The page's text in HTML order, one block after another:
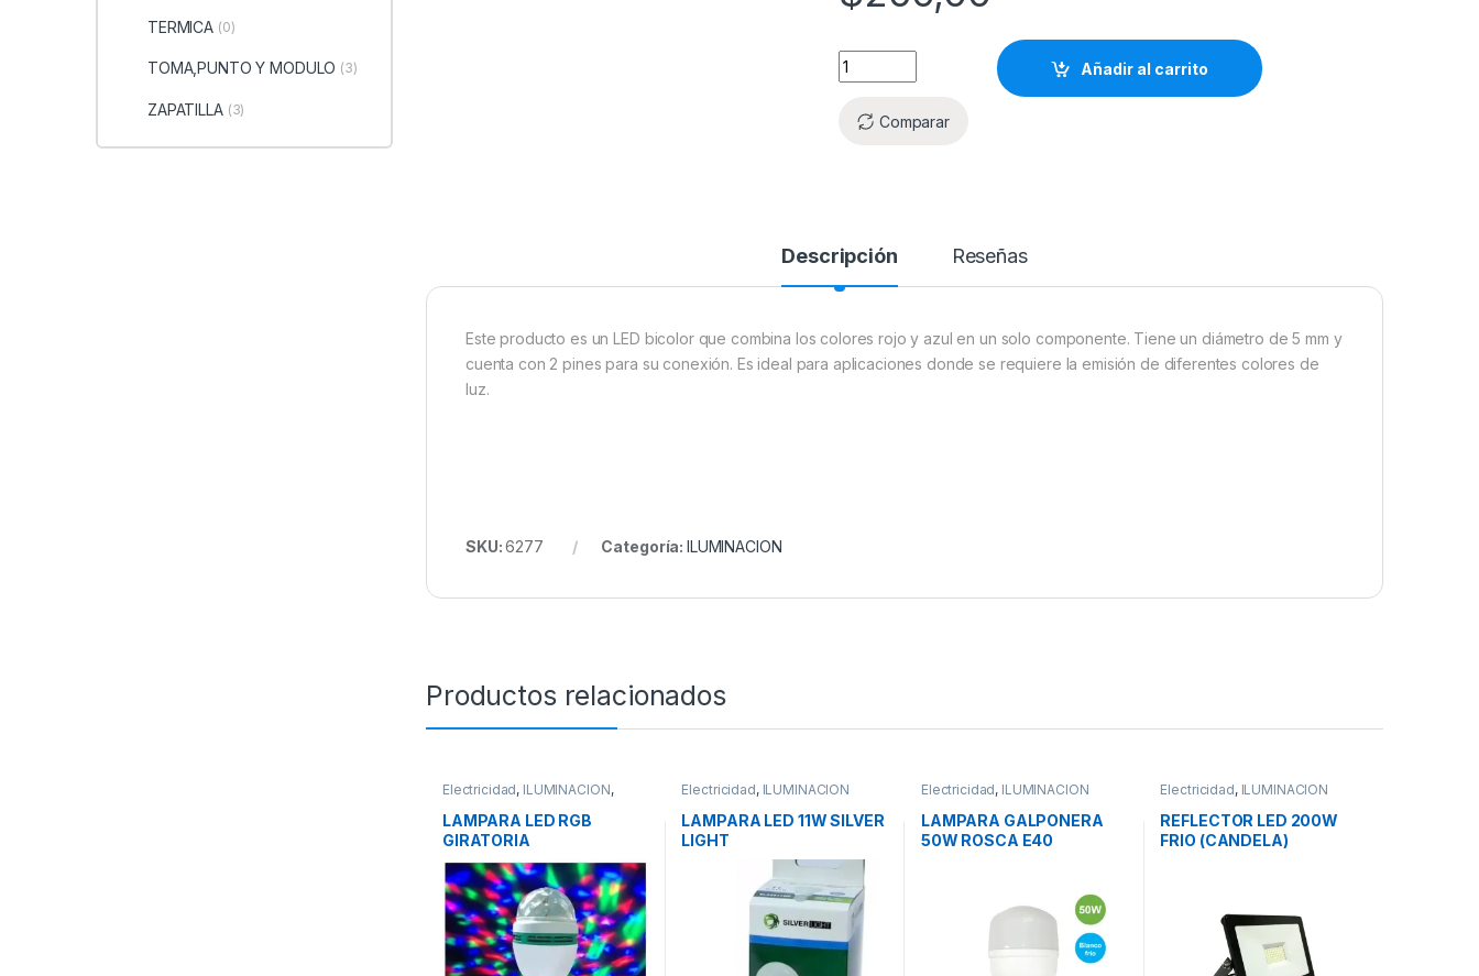
Añadir al carrito
Comparar
Descripción Reseñas
Este producto es un LED bicolor que combina los colores rojo y azul en un solo componente. Tiene un diámetro de 5 mm y
cuenta con 2 pines para su conexión. Es ideal para aplicaciones donde se requiere la emisión de diferentes colores de
luz.
SKU:6277 Categoría: ILUMINACION
Productos relacionados
Electricidad, ILUMINACIÓN,
LAMPARA LED RGB
GIRATORIA
Electricidad, ILUMINACION
LAMPARA LED 11W SILVER
LIGHT
Electricidad, ILUMINACION
LAMPARA GALPONERA
50W ROSCA E40
Electricidad, ILUMINACION
REFLECTOR LED 200W
FRIO (CANDELA)
TERMICA (0)
TOMA,PUNTO Y MODULO (3)
ZAPATILLA (3)